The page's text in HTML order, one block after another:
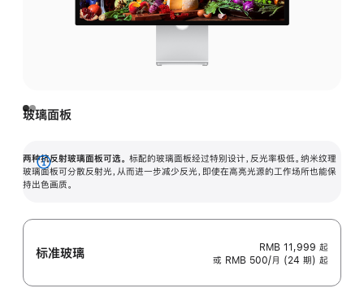
玻璃面板
两种抗反射玻璃面板可选。 标配的玻璃面板经过特别设计，反光率极低。纳米纹理
玻璃面板可分散反射光，从而进一步减少反光，即使在高亮光源的工作场所也能保
持出色画质。
展
开
标准玻璃 RMB 11,999 起
或 RMB 500/月 (24 期) 起